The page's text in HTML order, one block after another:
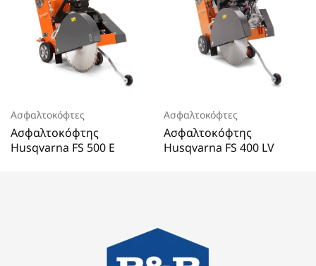
Ασφαλτοκόφτες
Ασφαλτοκόφτης
Husqvarna FS 500 E
Ασφαλτοκόφτες
Ασφαλτοκόφτης
Husqvarna FS 400 LV